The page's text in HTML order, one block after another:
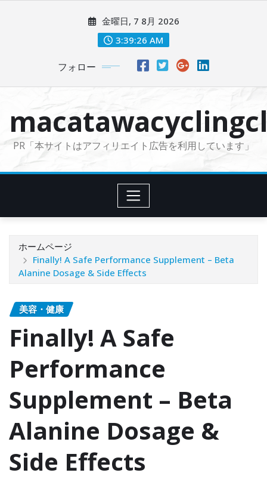
に
金曜日, 7 8月 2026
3:39:28 AM
フォロー
PR「本サイトはアフィリエイト広告を利用しています」
ホームページ
Finally! A Safe Performance Supplement – Beta
Alanine Dosage & Side Effects
美容・健康
Finally! A Safe
Performance
Supplement – Beta
Alanine Dosage &
Side Effects